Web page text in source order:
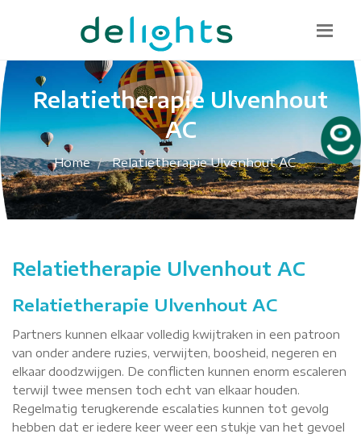
085 130 1482
info@delights.nu
Relatietherapie Ulvenhout
AC
Home Relatietherapie Ulvenhout AC
Relatietherapie Ulvenhout AC
Relatietherapie Ulvenhout AC
Partners kunnen elkaar volledig kwijtraken in een patroon
van onder andere ruzies, verwijten, boosheid, negeren en
elkaar doodzwijgen. De conflicten kunnen enorm escaleren
terwijl twee mensen toch echt van elkaar houden.
Regelmatig terugkerende escalaties kunnen tot gevolg
hebben dat er iedere keer weer een stukje van het gevoel